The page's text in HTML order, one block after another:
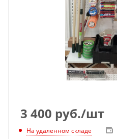
3 400 руб./шт
На удаленном складе